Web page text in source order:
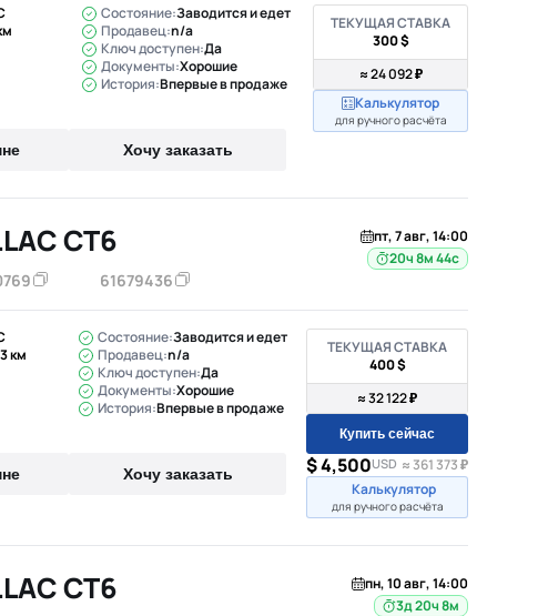
Состояние:Заводится и едет
Продавец:n/a
Ключ доступен:Да
Документы:Хорошие
История:Впервые в продаже
Хочу заказать
ТЕКУЩАЯ СТАВКА
300 $
≈ 24 092 ₽
Калькулятор
для ручного расчёта
CT6
61679436
пт, 7 авг, 14:00
20ч 8м 43с
км
Состояние:Заводится и едет
Продавец:n/a
Ключ доступен:Да
Документы:Хорошие
История:Впервые в продаже
Хочу заказать
ТЕКУЩАЯ СТАВКА
400 $
≈ 32 122 ₽
Купить сейчас
$ 4,500USD ≈ 361 373 ₽
Калькулятор
для ручного расчёта
CT6
пн, 10 авг, 14:00
3д 20ч 8м